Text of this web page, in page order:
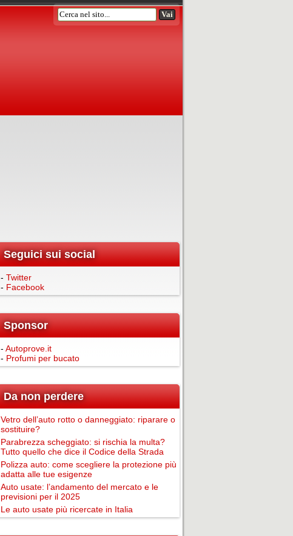
Seguici sui social
- Twitter
- Facebook
Sponsor
- Autoprove.it
- Profumi per bucato
Da non perdere
Vetro dell’auto rotto o danneggiato: riparare o
sostituire?
Parabrezza scheggiato: si rischia la multa?
Tutto quello che dice il Codice della Strada
Polizza auto: come scegliere la protezione più
adatta alle tue esigenze
Auto usate: l’andamento del mercato e le
previsioni per il 2025
Le auto usate più ricercate in Italia